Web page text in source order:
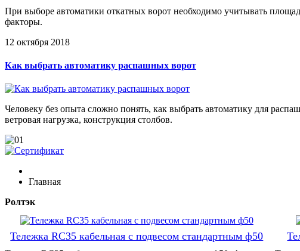
При выборе автоматики откатных ворот необходимо учитывать
факторы.
12 октября 2018
Как выбрать автоматику распашных ворот
Человеку без опыта сложно понять, как выбрать автоматику для
ветровая нагрузка, конструкция столбов.
Главная
Ролтэк
Тележка RC35 кабельная с подвесом стандартным ф50